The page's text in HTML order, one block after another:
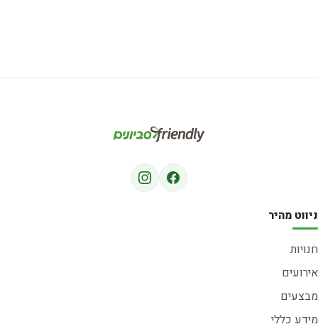
ניווט מהיר
חנויות
אירועים
מבצעים
מידע כללי